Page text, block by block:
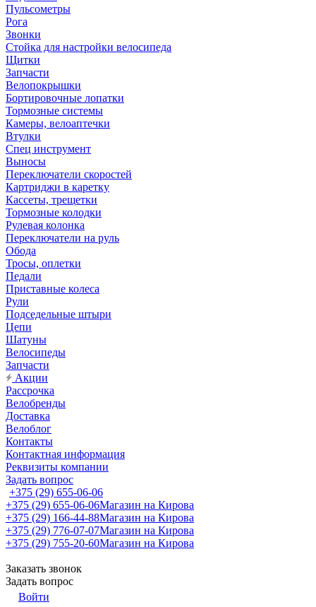
Пульсометры
Рога
Звонки
Стойка для настройки велосипеда
Щитки
Запчасти
Велопокрышки
Бортировочные лопатки
Тормозные системы
Камеры, велоаптечки
Втулки
Спец инструмент
Выносы
Переключатели скоростей
Картриджи в каретку
Кассеты, трещетки
Тормозные колодки
Рулевая колонка
Переключатели на руль
Обода
Тросы, оплетки
Педали
Приставные колеса
Рули
Подседельные штыри
Цепи
Шатуны
Велосипеды
Запчасти
Акции
Рассрочка
Велобренды
Доставка
Велоблог
Контакты
Контактная информация
Реквизиты компании
Задать вопрос
+375 (29) 655-06-06
+375 (29) 655-06-06Магазин на Кирова
+375 (29) 166-44-88Магазин на Кирова
+375 (29) 776-07-07Магазин на Кирова
+375 (29) 755-20-60Магазин на Кирова
Заказать звонок
Задать вопрос
Войти